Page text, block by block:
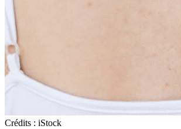
Crédits : iStock